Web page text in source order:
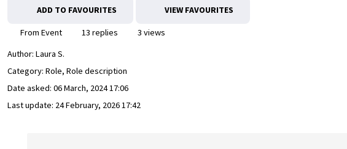
ADD TO FAVOURITES VIEW FAVOURITES
From Event 13 replies
3 views
Author: Laura S.
Category: Role, Role description
Date asked: 06 March, 2024 17:06
Last update: 24 February, 2026 17:42